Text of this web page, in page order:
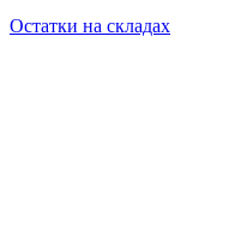
Остатки на складах